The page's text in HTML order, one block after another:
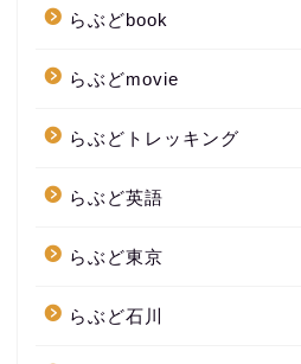
らぶどbook
らぶどmovie
らぶどトレッキング
らぶど英語
らぶど東京
らぶど石川